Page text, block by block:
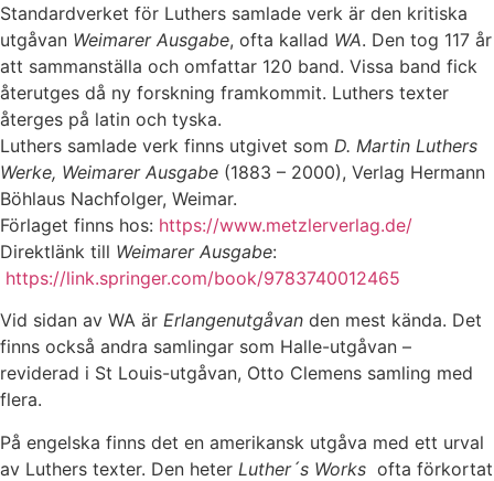
Standardverket för Luthers samlade verk är den kritiska
utgåvan Weimarer Ausgabe, ofta kallad WA. Den tog 117 år
att sammanställa och omfattar 120 band. Vissa band fick
återutges då ny forskning framkommit. Luthers texter
återges på latin och tyska.
Luthers samlade verk finns utgivet som D. Martin Luthers
Werke, Weimarer Ausgabe (1883 – 2000), Verlag Hermann
Böhlaus Nachfolger, Weimar.
Förlaget finns hos: https://www.metzlerverlag.de/
Direktlänk till Weimarer Ausgabe:
https://link.springer.com/book/9783740012465
Vid sidan av WA är Erlangenutgåvan den mest kända. Det
finns också andra samlingar som Halle-utgåvan –
reviderad i St Louis-utgåvan, Otto Clemens samling med
flera.
På engelska finns det en amerikansk utgåva med ett urval
av Luthers texter. Den heter Luther´s Works ofta förkortat